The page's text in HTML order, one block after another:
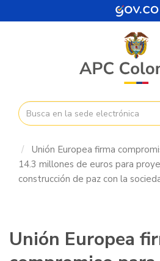
al
Unión Europea firma
14.3 millones de euros para
construcción de paz con la
Unión Europea